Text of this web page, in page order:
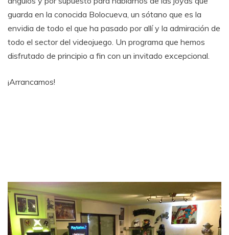
guarda en la conocida Bolocueva, un sótano que es la
envidia de todo el que ha pasado por allí y la admiración de
todo el sector del videojuego. Un programa que hemos
disfrutado de principio a fin con un invitado excepcional.
¡Arrancamos!